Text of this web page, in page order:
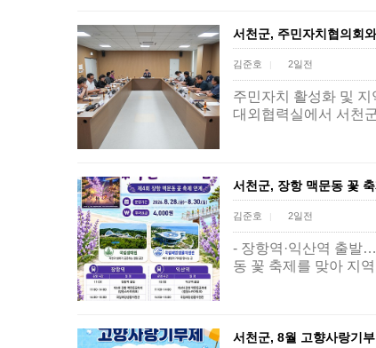
서천군, 주민자치협의회
김준호 | 2일전
주민자치 활성화 및
대외협력실에서 서천
서천군, 장항 맥문동 꽃
김준호 | 2일전
- 장항역·익산역 출발
동 꽃 축제를 맞아 지
서천군, 8월 고향사랑기